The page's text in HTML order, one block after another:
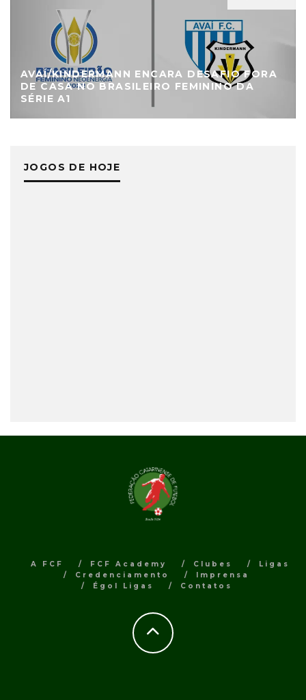
AVAÍ/KINDERMANN ENCARA DESAFIO FORA
DE CASA NO BRASILEIRO FEMININO DA
SÉRIE A1
JOGOS DE HOJE
A FCF FCF Academy Clubes
Ligas
Credenciamento
Imprensa
Égol Ligas
Contatos